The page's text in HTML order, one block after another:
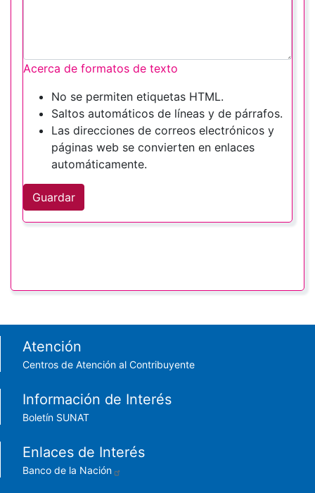
Acerca de formatos de texto
No se permiten etiquetas HTML.
Saltos automáticos de líneas y de párrafos.
Las direcciones de correos electrónicos y
páginas web se convierten en enlaces
automáticamente.
Guardar
Footer menu
Atención
Centros de Atención al Contribuyente
Información de Interés
Boletín SUNAT
Enlaces de Interés
Banco de la Nación